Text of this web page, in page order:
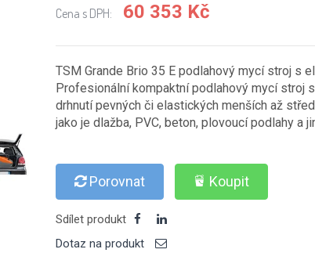
Cena s DPH: 60 353 Kč
TSM Grande Brio 35 E podlahový mycí stroj s
Profesionální kompaktní podlahový mycí stroj
drhnutí pevných či elastických menších až
jako je dlažba, PVC, beton, plovoucí podlahy a
Porovnat Koupit
Sdílet produkt
Dotaz na produkt